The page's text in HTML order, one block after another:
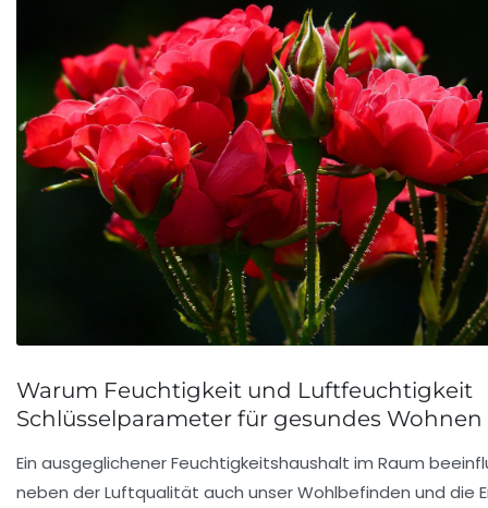
Warum Feuchtigkeit und Luftfeuchtigkeit
Schlüsselparameter für gesundes
Ein ausgeglichener Feuchtigkeitshaushalt im Raum
neben der Luftqualität auch unser Wohlbefinden und die